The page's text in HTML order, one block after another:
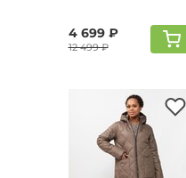
4 699 ₽
12 499 ₽